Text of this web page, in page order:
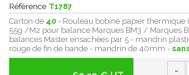
Référence T1787
Carton de 40 - Rouleau bobine papier thermique
55g /M2 pour balance Marques BM3 / Marques
balances Master ensachées par 5 - mandrin
rouge de fin de bande - mandrin de 40mm -
-